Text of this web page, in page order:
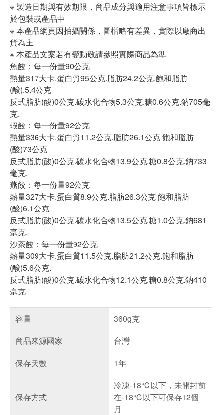
※ 製造日期與有效期限，商品成分與適用注意事項皆標示
於包裝或產品中
※ 本產品網頁因拍攝關係，圖檔略有差異，實際以廠商出
貨為主
※ 本產品文案若有變動敬請參照實際商品為準
魚餃：每一份量90公克
熱量317大卡.蛋白質95公克.脂肪24.2公克.飽和脂肪
(酸).5.4公克
反式脂肪(酸)0公克.碳水化合物5.3公克.糖0.6公克.鈉705毫
克.
蝦餃：每一份量92公克
熱量336大卡.蛋白質11.2公克.脂肪26.1公克 飽和脂肪
(酸)73公克
反式脂肪(酸)0公克.碳水化合物13.9公克.糖0.8公克.鈉733
毫克.
燕餃：每一份量92公克
熱量327大卡.蛋白質8.9公克.脂肪26.3公克 飽和脂肪
(酸)6.1公克
反式脂肪(酸)0公克.碳水化合物13.5公克.糖1.0公克.鈉681
毫克.
沙茶餃：每一份量92公克
熱量309大卡.蛋白質11.5公克.脂肪21.2公克.飽和脂肪
(酸)5.6公克.
反式脂肪(酸)0公克.碳水化合物12.1公克.糖0.8公克.鈉410
毫克
容量
360g克
商品來源國家
台灣
保存天數
1年
保存方式
冷凍-18℃以下，未開封前
在-18℃以下可保存12個
月